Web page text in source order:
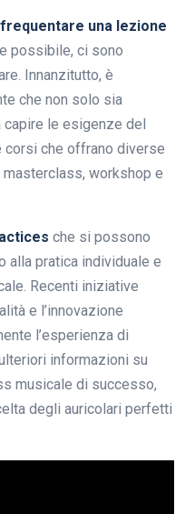
una lezione
possibile, ci sono
Innanzitutto, è
che non solo sia
capire le esigenze del
corsi che offrano diverse
workshop e
che si possono
alla pratica individuale e
Recenti iniziative
e l’innovazione
l’esperienza di
informazioni su
musicale di successo,
degli auricolari perfetti